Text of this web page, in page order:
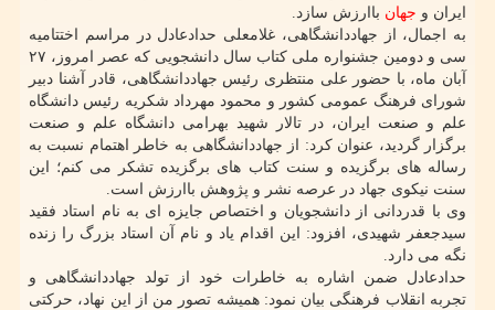
ایران و جهان باارزش سازد.
به اجمال، از جهاددانشگاهی، غلامعلی حدادعادل در مراسم اختتامیه
سی و دومین جشنواره ملی کتاب سال دانشجویی که عصر امروز، ۲۷
آبان ماه، با حضور علی منتظری رئیس جهاددانشگاهی، قادر آشنا دبیر
شورای فرهنگ عمومی کشور و محمود مهرداد شکریه رئیس دانشگاه
علم و صنعت ایران، در تالار شهید بهرامی دانشگاه علم و صنعت
برگزار گردید، عنوان کرد: از جهاددانشگاهی به خاطر اهتمام نسبت به
رساله های برگزیده و سنت کتاب های برگزیده تشکر می کنم؛ این
سنت نیکوی جهاد در عرصه نشر و پژوهش باارزش است.
وی با قدردانی از دانشجویان و اختصاص جایزه ای به نام استاد فقید
سیدجعفر شهیدی، افزود: این اقدام یاد و نام آن استاد بزرگ را زنده
نگه می دارد.
حدادعادل ضمن اشاره به خاطرات خود از تولد جهاددانشگاهی و
تجربه انقلاب فرهنگی بیان نمود: همیشه تصور من از این نهاد، حرکتی